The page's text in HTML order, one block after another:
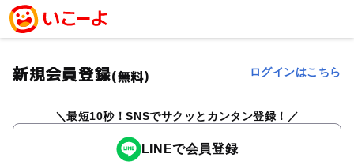
新規会員登録(無料) ログインはこちら
最短10秒！SNSでサクッとカンタン登録！
LINEで会員登録